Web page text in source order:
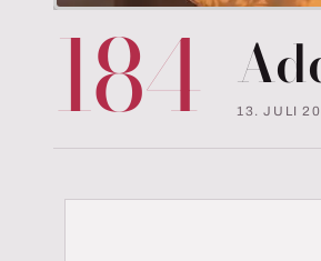
184 13. JULI